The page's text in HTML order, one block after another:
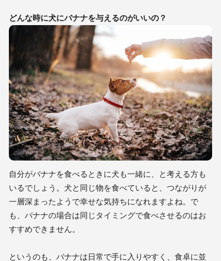
どんな時に犬にバナナを与えるのがいいの？
自分がバナナを食べるときに犬も一緒に、と考える方も
いるでしょう。犬と同じ物を食べていると、つながりが
一層深まったようで幸せな気持ちになれますよね。で
も、バナナの場合は同じタイミングで食べさせるのはお
すすめできません。
というのも、バナナは日常で手に入りやすく、食卓に並